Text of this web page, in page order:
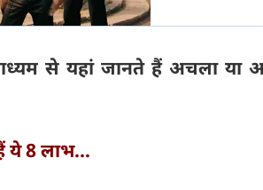
से यहां जानते हैं अचला या
ये 8 लाभ...